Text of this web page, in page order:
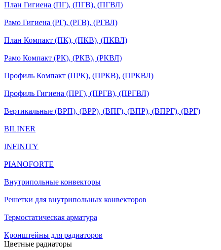
План Гигиена (ПГ), (ПГВ), (ПГВЛ)
Рамо Гигиена (РГ), (РГВ), (РГВЛ)
План Компакт (ПК), (ПКВ), (ПКВЛ)
Рамо Компакт (РК), (РКВ), (РКВЛ)
Профиль Компакт (ПРК), (ПРКВ), (ПРКВЛ)
Профиль Гигиена (ПРГ), (ПРГВ), (ПРГВЛ)
Вертикальные (ВРП), (ВРР), (ВПГ), (ВПР), (ВПРГ), (ВРГ)
BILINER
INFINITY
PIANOFORTE
Внутрипольные конвекторы
Решетки для внутрипольных конвекторов
Термостатическая арматура
Кронштейны для радиаторов
Цветные радиаторы